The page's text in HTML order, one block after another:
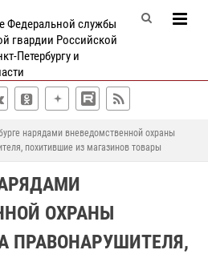
Федеральной службы
гвардии Российской
Петербургу и
нарядами вневедомственной охраны
похитившие из магазинов товары
ОХРАНЫ
ПРАВОНАРУШИТЕЛЯ,